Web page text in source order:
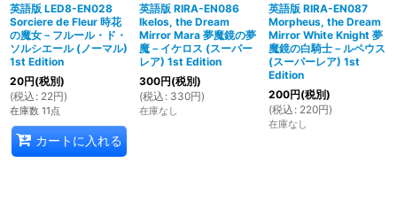
英語版 LED8-EN028
Sorciere de Fleur 時花
の魔女－フルール・ド・
ソルシエール (ノーマル)
1st Edition
20円(税別)
(税込 : 22円)
在庫数 11点
カートに入れる
英語版 RIRA-EN086
Ikelos, the Dream
Mirror Mara 夢魔鏡の夢
魔－イケロス (スーパー
レア) 1st Edition
300円(税別)
(税込 : 330円)
在庫なし
英語版 RIRA-EN087
Morpheus, the Dream
Mirror White Knight 夢
魔鏡の白騎士－ルペウス
(スーパーレア) 1st
Edition
200円(税別)
(税込 : 220円)
在庫なし